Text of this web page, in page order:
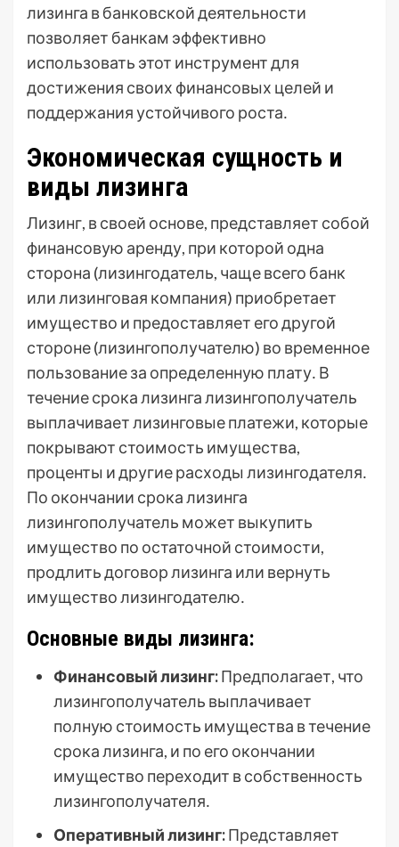
лизинга в банковской деятельности
позволяет банкам эффективно
использовать этот инструмент для
достижения своих финансовых целей и
поддержания устойчивого роста․
Экономическая сущность и
виды лизинга
Лизинг, в своей основе, представляет собой
финансовую аренду, при которой одна
сторона (лизингодатель, чаще всего банк
или лизинговая компания) приобретает
имущество и предоставляет его другой
стороне (лизингополучателю) во временное
пользование за определенную плату․ В
течение срока лизинга лизингополучатель
выплачивает лизинговые платежи, которые
покрывают стоимость имущества,
проценты и другие расходы лизингодателя․
По окончании срока лизинга
лизингополучатель может выкупить
имущество по остаточной стоимости,
продлить договор лизинга или вернуть
имущество лизингодателю․
Основные виды лизинга:
Финансовый лизинг:Предполагает, что
лизингополучатель выплачивает
полную стоимость имущества в течение
срока лизинга, и по его окончании
имущество переходит в собственность
лизингополучателя․
Оперативный лизинг:Представляет